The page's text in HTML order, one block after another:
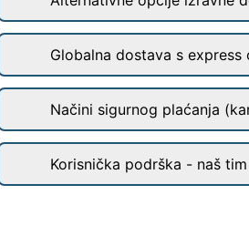
Globalna dostava s
Načini sigurnog plaćanja
Korisnička podrška - naš